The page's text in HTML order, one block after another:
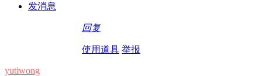
发消息
回复
使用道具 举报
yutiwong